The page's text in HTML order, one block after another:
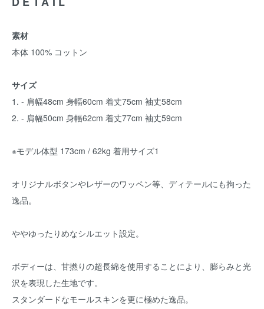
素材
本体 100% コットン
サイズ
1. - 肩幅48cm 身幅60cm 着丈75cm 袖丈58cm
2. - 肩幅50cm 身幅62cm 着丈77cm 袖丈59cm
※モデル体型 173cm / 62kg 着用サイズ1
オリジナルボタンやレザーのワッペン等、ディテールにも拘った
逸品。
ややゆったりめなシルエット設定。
ボディーは、甘撚りの超長綿を使用することにより、膨らみと光
沢を表現した生地です。
スタンダードなモールスキンを更に極めた逸品。